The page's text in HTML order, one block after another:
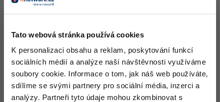
Tato webová stránka používá cookies
K personalizaci obsahu a reklam, poskytování funkcí
sociálních médií a analýze naší návštěvnosti využíváme
soubory cookie. Informace o tom, jak náš web používáte,
sdílíme se svými partnery pro sociální média, inzerci a
analýzy. Partneři tyto údaje mohou zkombinovat s
</div>
</body>
Výsledek: